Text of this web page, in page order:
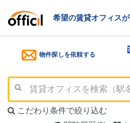
希望の賃貸オフィス
物件探しを依頼する
こだわり条件で絞り込む